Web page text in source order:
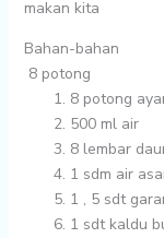
makan kita
Bahan-bahan
8 potong
8 potong
500 mlair
8 lembar
1 sdm air
1 , 5 sdt
1 sdtkaldu